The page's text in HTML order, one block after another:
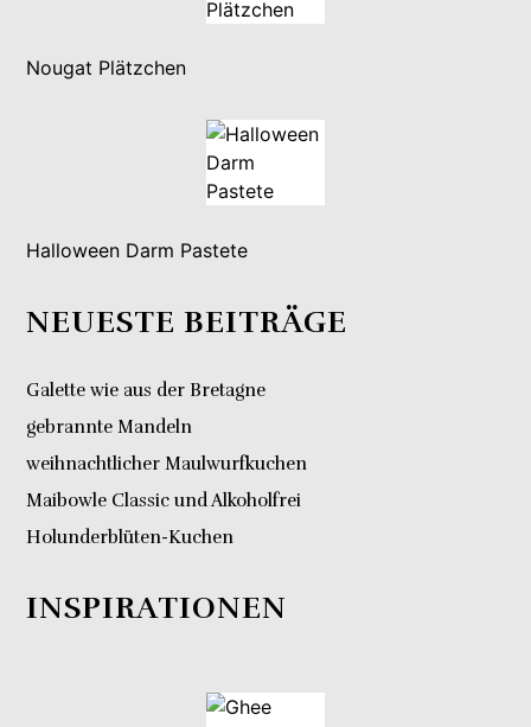
Nougat Plätzchen
Halloween Darm Pastete
NEUESTE BEITRÄGE
Galette wie aus der Bretagne
gebrannte Mandeln
weihnachtlicher Maulwurfkuchen
Maibowle Classic und Alkoholfrei
Holunderblüten-Kuchen
INSPIRATIONEN